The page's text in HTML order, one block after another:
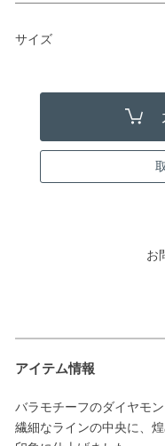
サイズ
お
アイテム情報
バラモチーフのダイヤモン
繊細なラインの中央に、